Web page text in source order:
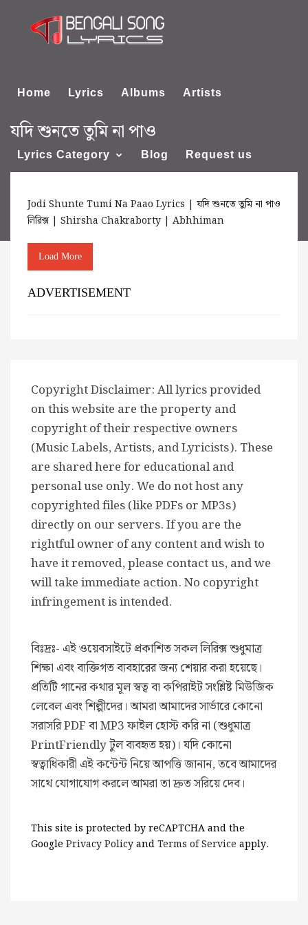
Home Lyrics Albums Artists
Lyrics Category Blog Request us
About us
যদি শুনতে তুমি না পাও
Jodi Shunte Tumi Na Paao Lyrics | যদি শুনতে তুমি না পাও
লিরিক্স | Shirsha Chakraborty | Abhhiman
Load More
ADVERTISEMENT
Copyright Disclaimer: All lyrics provided
on this website are the property and
copyright of their respective owners
(Music Labels, Artists, and Lyricists). These
are shared here for educational and
personal use only. We do not host any
copyrighted files (like PDFs or MP3s)
directly on our servers. If you are the
rightful owner of any content and wish to
have it removed, please contact us, and we
will take immediate action. No copyright
infringement is intended.
বিঃদ্রঃ- এই ওয়েবসাইটে প্রকাশিত সকল লিরিক্স শুধুমাত্র
শিক্ষা এবং ব্যক্তিগত ব্যবহারের জন্য শেয়ার করা হয়েছে।
প্রতিটি গানের কথার মূল স্বত্ব বা কপিরাইট সংশ্লিষ্ট মিউজিক
লেবেল এবং শিল্পীদের। আমরা আমাদের সার্ভারে কোনো
সরাসরি PDF বা MP3 ফাইল হোস্ট করি না (শুধুমাত্র
PrintFriendly টুল ব্যবহৃত হয়)। যদি কোনো
স্বত্বাধিকারী এই কন্টেন্ট নিয়ে আপত্তি জানান, তবে আমাদের
সাথে যোগাযোগ করলে আমরা তা দ্রুত সরিয়ে দেব।
This site is protected by reCAPTCHA and the
Google Privacy PolicyandTerms of Service apply.